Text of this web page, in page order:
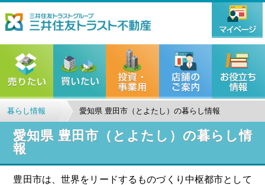
暮らし情報 愛知県 豊田市（とよたし）の暮らし情報
愛知県 豊田市（とよたし）の暮らし情
報
豊田市は、世界をリードするものづくり中枢都市として